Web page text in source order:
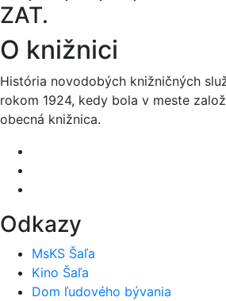
ZAT.
O knižnici
História novodobých knižničných
rokom 1924, kedy bola v meste
obecná knižnica.
Odkazy
MsKS Šaľa
Kino Šaľa
Dom ľudového bývania